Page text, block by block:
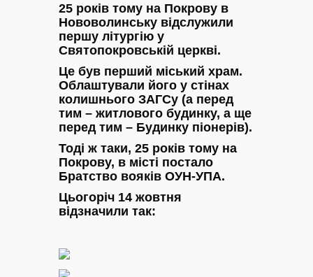
25 років тому на Покрову в
Нововолинську відслужили
першу літургію у
Святопокровській церкві.
Це був перший міський храм.
Облаштували його у стінах
колишнього ЗАГСу (а перед
тим – житлового будинку, а ще
перед тим – Будинку піонерів).
Тоді ж таки, 25 років тому на
Покрову, в місті постало
Братство вояків ОУН-УПА.
Цьогоріч 14 жовтня
відзначили так: